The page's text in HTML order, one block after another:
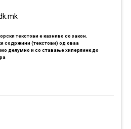
текстови е казниво со закон.
содржини (текстови) од оваа
делумно и со ставање хиперлинк до